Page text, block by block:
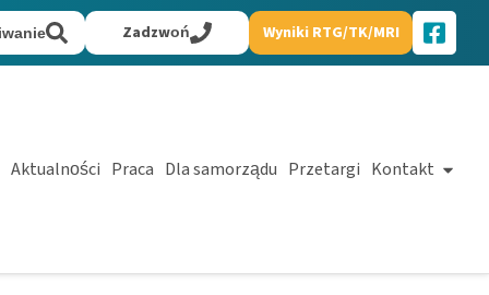
Zadzwoń Wyniki RTG/TK/MRI
Aktualności Praca Dla samorządu Przetargi Kontakt